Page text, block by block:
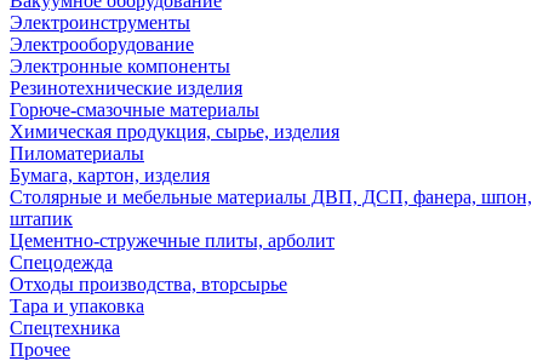
Электроинструменты
Электрооборудование
Электронные компоненты
Резинотехнические изделия
Горюче-смазочные материалы
Химическая продукция, сырье, изделия
Пиломатериалы
Бумага, картон, изделия
Столярные и мебельные материалы ДВП, ДСП, фанера, шпон,
штапик
Цементно-стружечные плиты, арболит
Спецодежда
Отходы производства, вторсырье
Тара и упаковка
Спецтехника
Прочее